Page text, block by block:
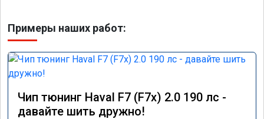
Примеры наших работ:
Чип тюнинг Haval F7 (F7x) 2.0 190 лс -
давайте шить дружно!